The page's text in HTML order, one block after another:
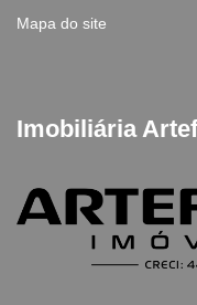
Mapa do site
Imobiliária